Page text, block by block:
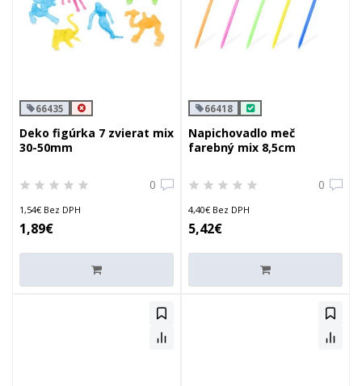
66435
Deko figúrka 7 zvierat mix
30-50mm
0
1,54€ Bez DPH
1,89€
66418
Napichovadlo meč
farebný mix 8,5cm
0
4,40€ Bez DPH
5,42€